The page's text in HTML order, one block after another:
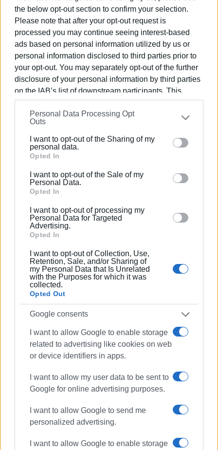
the below opt-out section to confirm your selection.
Please note that after your opt-out request is
processed you may continue seeing interest-based
ads based on personal information utilized by us or
personal information disclosed to third parties prior to
your opt-out. You may separately opt-out of the further
disclosure of your personal information by third parties
on the IAB’s list of downstream participants. This
information may also be disclosed by us to third parties
on theIAB’s List of Downstream Participants
that may
further disclose it to other third parties.
Please note that this website/app uses one or more
Google services and may gather and store information
behaviour. You may click to grant or deny consent to
Google and its third-party tags to use your data for
section.
Personal Data Processing Opt
Outs
I want to opt-out of the Sharing of my
personal data.
Opted In
I want to opt-out of the Sale of my
Personal Data.
Opted In
I want to opt-out of processing my
Personal Data for Targeted
Advertising.
Opted In
I want to opt-out of Collection, Use,
Retention, Sale, and/or Sharing of
my Personal Data that Is Unrelated
with the Purposes for which it was
collected.
Opted Out
Google consents
I want to allow Google to enable storage
related to advertising like cookies on web
or device identifiers in apps.
I want to allow my user data to be sent to
Google for online advertising purposes.
I want to allow Google to send me
personalized advertising.
I want to allow Google to enable storage
-e–mail : naopaxon@gmail.com
- τηλ. 6972307554
Εμφανίσεις: 113
Ακολουθήστε το enimerosi στοFacebook
Συνδρομητές στο e-paper